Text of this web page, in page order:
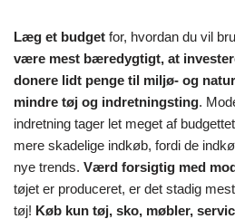
Læg et budget for, hvordan du vil
være mest bæredygtigt, at
donere lidt penge til miljø- og
mindre tøj og indretningsting.
indretning tager let meget af
mere skadelige indkøb, fordi de
nye trends. Værd forsigtig med
tøjet er produceret, er det stadig
tøj! Køb kun tøj, sko, møbler,